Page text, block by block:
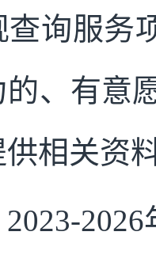
查询服务
、有意
相关资